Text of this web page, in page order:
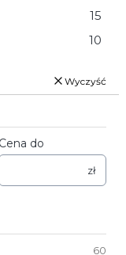
15
10
Wyczyść
Cena do
zł
60